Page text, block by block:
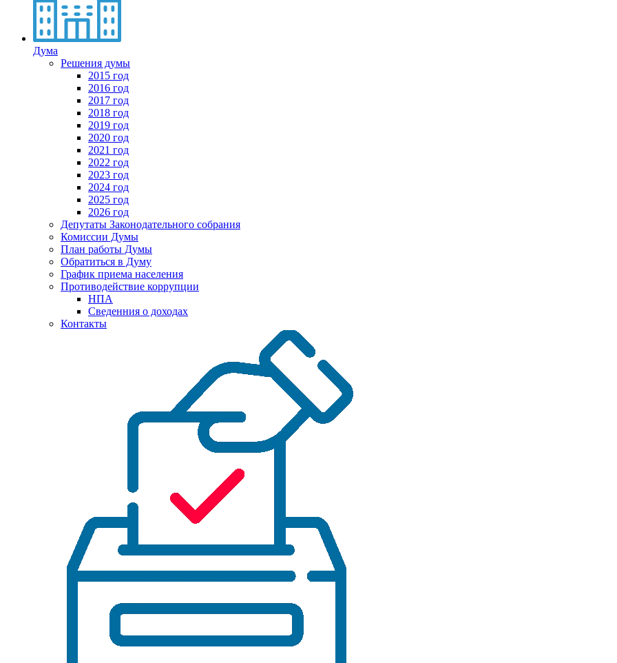
Дума
Решения думы
2015 год
2016 год
2017 год
2018 год
2019 год
2020 год
2021 год
2022 год
2023 год
2024 год
2025 год
2026 год
Депутаты Законодательного собрания
Комиссии Думы
План работы Думы
Обратиться в Думу
График приема населения
Противодействие коррупции
НПА
Сведенния о доходах
Контакты